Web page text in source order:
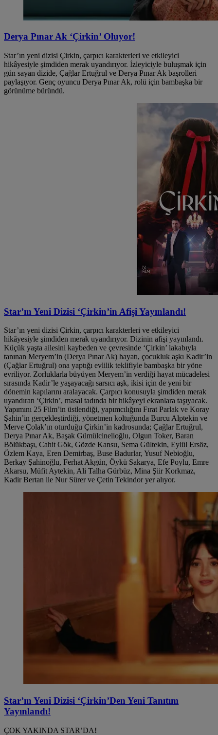
Derya Pınar Ak ‘Çirkin’ Oluyor!
Star’ın yeni dizisi Çirkin, çarpıcı karakterleri ve etkileyici
hikâyesiyle şimdiden merak uyandırıyor. İzleyiciyle buluşmak için
gün sayan dizide, Çağlar Ertuğrul ve Derya Pınar Ak başrolleri
paylaşıyor. Genç oyuncu Derya Pınar Ak, rolü için bambaşka bir
görünüme büründü.
Star’ın Yeni Dizisi ‘Çirkin’in Afişi Yayınlandı!
Star’ın yeni dizisi Çirkin, çarpıcı karakterleri ve etkileyici
hikâyesiyle şimdiden merak uyandırıyor. Dizinin afişi yayınlandı.
Küçük yaşta ailesini kaybeden ve çevresinde ‘Çirkin’ lakabıyla
tanınan Meryem’in (Derya Pınar Ak) hayatı, çocukluk aşkı Kadir’in
(Çağlar Ertuğrul) ona yaptığı evlilik teklifiyle bambaşka bir yöne
evriliyor. Zorluklarla büyüyen Meryem’in verdiği hayat mücadelesi
sırasında Kadir’le yaşayacağı sarsıcı aşk, ikisi için de yeni bir
dönemin kapılarını aralayacak. Çarpıcı konusuyla şimdiden merak
uyandıran ‘Çirkin’, masal tadında bir hikâyeyi ekranlara taşıyacak.
Yapımını 25 Film’in üstlendiği, yapımcılığını Fırat Parlak ve Koray
Şahin’in gerçekleştirdiği, yönetmen koltuğunda Burcu Alptekin ve
Merve Çolak’ın oturduğu Çirkin’in kadrosunda; Çağlar Ertuğrul,
Derya Pınar Ak, Başak Gümülcinelioğlu, Olgun Toker, Baran
Bölükbaşı, Cahit Gök, Gözde Kansu, Sema Gültekin, Eylül Ersöz,
Özlem Kaya, Eren Demirbaş, Buse Badurlar, Yusuf Nebioğlu,
Berkay Şahinoğlu, Ferhat Akgün, Öykü Sakarya, Efe Poylu, Emre
Akarsu, Müfit Aytekin, Ali Talha Gürbüz, Mina Şiir Korkmaz,
Kadir Bertan ile Nur Sürer ve Çetin Tekindor yer alıyor.
Star’ın Yeni Dizisi ‘Çirkin’Den Yeni Tanıtım
Yayınlandı!
ÇOK YAKINDA STAR’DA!